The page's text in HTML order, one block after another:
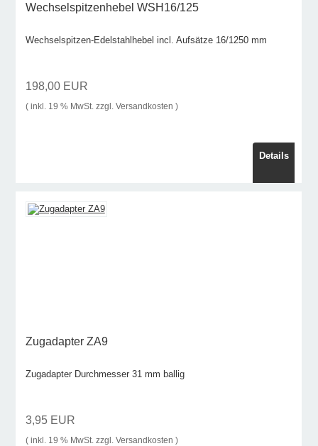
Wechselspitzenhebel WSH16/125
Wechselspitzen-Edelstahlhebel incl. Aufsätze 16/1250 mm
198,00 EUR
( inkl. 19 % MwSt. zzgl. Versandkosten )
Details
Zugadapter ZA9
Zugadapter Durchmesser 31 mm ballig
3,95 EUR
( inkl. 19 % MwSt. zzgl. Versandkosten )